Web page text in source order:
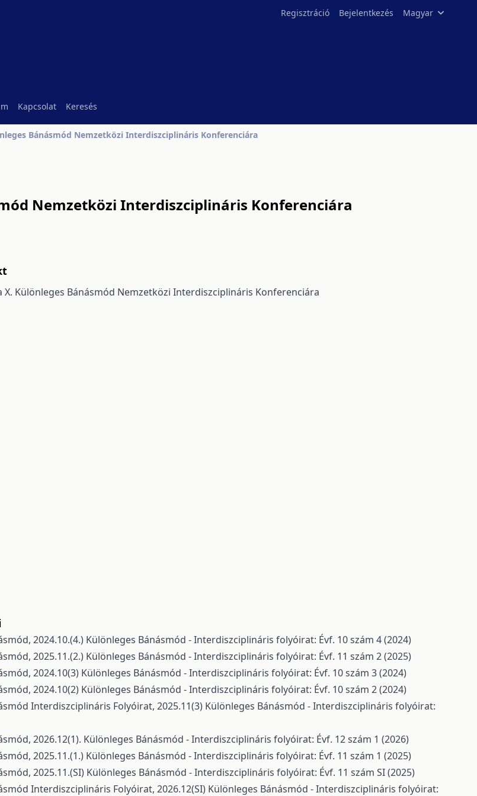
Regisztráció Bejelentkezés Magyar
Kapcsolat Keresés
Bánásmód Nemzetközi Interdiszciplináris Konferenciára
Nemzetközi Interdiszciplináris Konferenciára
X. Különleges Bánásmód Nemzetközi Interdiszciplináris Konferenciára
2024.10.(4.) Különleges Bánásmód - Interdiszciplináris folyóirat: Évf. 10 szám 4 (2024)
2025.11.(2.) Különleges Bánásmód - Interdiszciplináris folyóirat: Évf. 11 szám 2 (2025)
2024.10(3) Különleges Bánásmód - Interdiszciplináris folyóirat: Évf. 10 szám 3 (2024)
2024.10(2) Különleges Bánásmód - Interdiszciplináris folyóirat: Évf. 10 szám 2 (2024)
Interdiszciplináris Folyóirat, 2025.11(3) Különleges Bánásmód - Interdiszciplináris folyóirat:
2026.12(1). Különleges Bánásmód - Interdiszciplináris folyóirat: Évf. 12 szám 1 (2026)
2025.11.(1.) Különleges Bánásmód - Interdiszciplináris folyóirat: Évf. 11 szám 1 (2025)
2025.11.(SI) Különleges Bánásmód - Interdiszciplináris folyóirat: Évf. 11 szám SI (2025)
Interdiszciplináris Folyóirat, 2026.12(SI) Különleges Bánásmód - Interdiszciplináris folyóirat: